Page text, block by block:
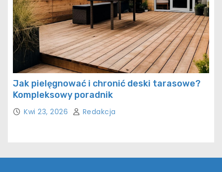
Jak pielęgnować i chronić deski tarasowe?
Kompleksowy poradnik
Kwi 23, 2026 Redakcja